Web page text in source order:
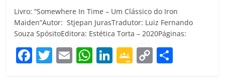
Livro: “Somewhere In Time – Um Clássico do Iron
Maiden”Autor: Stjepan JurasTradutor: Luiz Fernando
Souza SpósitoEditora: Estética Torta – 2020Páginas:
F T E W Li G C